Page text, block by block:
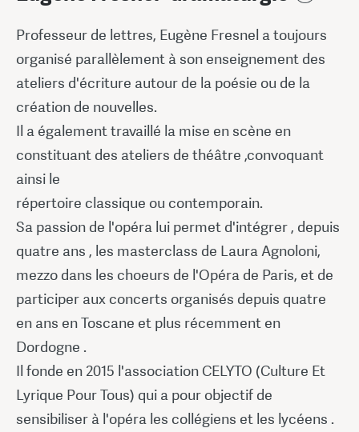
Professeur de lettres, Eugène Fresnel a toujours
organisé parallèlement à son enseignement des
ateliers d'écriture autour de la poésie ou de la
création de nouvelles.
Il a également travaillé la mise en scène en
constituant des ateliers de théâtre ,convoquant
ainsi le
répertoire classique ou contemporain.
Sa passion de l'opéra lui permet d'intégrer , depuis
quatre ans , les masterclass de Laura Agnoloni,
mezzo dans les choeurs de l'Opéra de Paris, et de
participer aux concerts organisés depuis quatre
en ans en Toscane et plus récemment en
Dordogne .
Il fonde en 2015 l'association CELYTO (Culture Et
Lyrique Pour Tous) qui a pour objectif de
sensibiliser à l'opéra les collégiens et les lycéens .